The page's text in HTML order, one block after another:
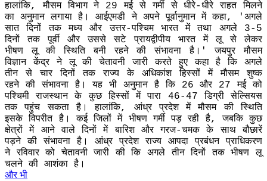
हालांकि, मौसम विभाग ने 29 मई से गर्मी से धीरे-धीरे राहत मिलने
का अनुमान लगाया है। आईएमडी ने अपने पूर्वानुमान में कहा, 'अगले
सात दिनों तक मध्य और उत्तर-पश्चिम भारत में तथा अगले 3-5
दिनों तक पूर्वी और उससे सटे प्रायद्वीपीय भारत में लू से लेकर
भीषण लू की स्थिति बनी रहने की संभावना है।' जयपुर मौसम
विज्ञान केंद्र ने लू की चेतावनी जारी करते हुए कहा है कि अगले
तीन से चार दिनों तक राज्य के अधिकांश हिस्सों में मौसम शुष्क
रहने की संभावना है। यह भी अनुमान है कि 26 और 27 मई को
पश्चिमी राजस्थान के कुछ हिस्सों में पारा 46-47 डिग्री सेल्सियस
तक पहुंच सकता है। हालांकि, आंध्र प्रदेश में मौसम की स्थिति
इसके विपरीत है। कई जिलों में भीषण गर्मी पड़ रही है, जबकि कुछ
क्षेत्रों में आने वाले दिनों में बारिश और गरज-चमक के साथ बौछारें
पड़ने की संभावना है। आंध्र प्रदेश राज्य आपदा प्रबंधन प्राधिकरण
ने रविवार को चेतावनी जारी की कि अगले तीन दिनों तक भीषण लू
चलने की आशंका है।
और भी